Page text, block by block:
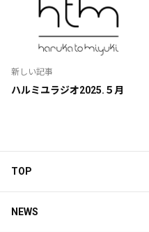
新しい記事
ハルミユラジオ2025.５月
TOP
NEWS